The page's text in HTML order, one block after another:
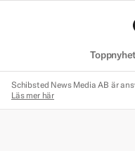
Schibsted News Media AB är
Läs mer här